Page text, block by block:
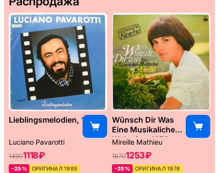
Lieblingsmelodien, 1989
Luciano Pavarotti
14901118 ₽
–25%
ОРИГИНАЛ 1989
Wünsch Dir Was
Eine Musikaliche
Weltreise, 1976
Mireille Mathieu
16701253 ₽
–25% ОРИГИНАЛ 1976